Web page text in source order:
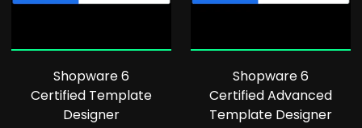
Shopware 6
Certified Template
Designer
Shopware 6
Certified Advanced
Template Designer